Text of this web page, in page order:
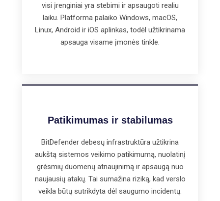
visi įrenginiai yra stebimi ir apsaugoti realiu
laiku. Platforma palaiko Windows, macOS,
Linux, Android ir iOS aplinkas, todėl užtikrinama
apsauga visame įmonės tinkle.
Patikimumas ir stabilumas
BitDefender debesų infrastruktūra užtikrina
aukštą sistemos veikimo patikimumą, nuolatinį
grėsmių duomenų atnaujinimą ir apsaugą nuo
naujausių atakų. Tai sumažina riziką, kad verslo
veikla būtų sutrikdyta dėl saugumo incidentų.